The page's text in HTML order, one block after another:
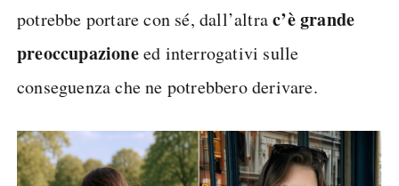
potrebbe portare con sé, dall’altrac’è grande
preoccupazioneed interrogativi sulle
conseguenza che ne potrebbero derivare.